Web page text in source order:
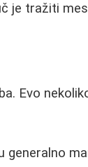
je tražiti
Evo
generalno